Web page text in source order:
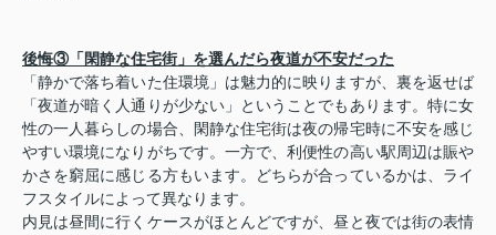
後悔③「閑静な住宅街」を選んだら夜道が不安だった
「静かで落ち着いた住環境」は魅力的に映りますが、裏を返せば
「夜道が暗く人通りが少ない」ということでもあります。特に女
性の一人暮らしの場合、閑静な住宅街は夜の帰宅時に不安を感じ
やすい環境になりがちです。一方で、利便性の高い駅周辺は賑や
かさを窮屈に感じる方もいます。どちらが合っているかは、ライ
フスタイルによって異なります。
内見は昼間に行くケースがほとんどですが、昼と夜では街の表情